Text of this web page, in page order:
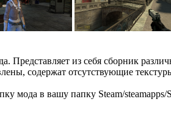
Представляет из себя сборник
содержат отсутствующие
мода в вашу папку Steam/steamapps/